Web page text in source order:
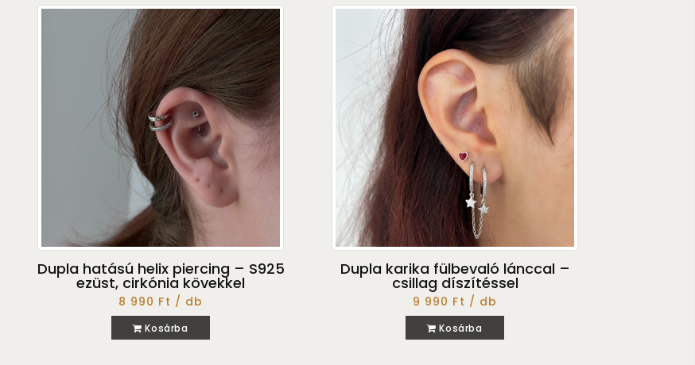
Dupla hatású helix piercing – S925
ezüst, cirkónia kövekkel
8 990 Ft / db
Kosárba
Dupla karika fülbevaló lánccal –
csillag díszítéssel
9 990 Ft / db
Kosárba